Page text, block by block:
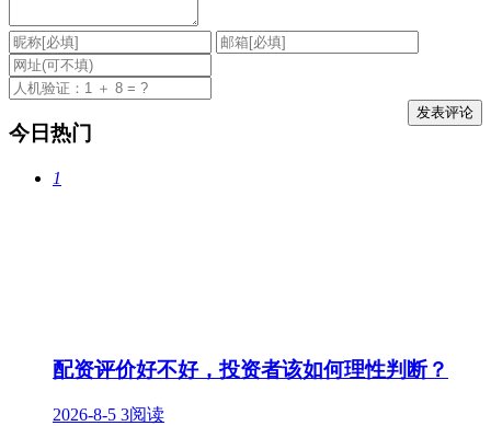
今日热门
1
配资评价好不好，投资者该如何理性判断？
2026-8-5 3阅读